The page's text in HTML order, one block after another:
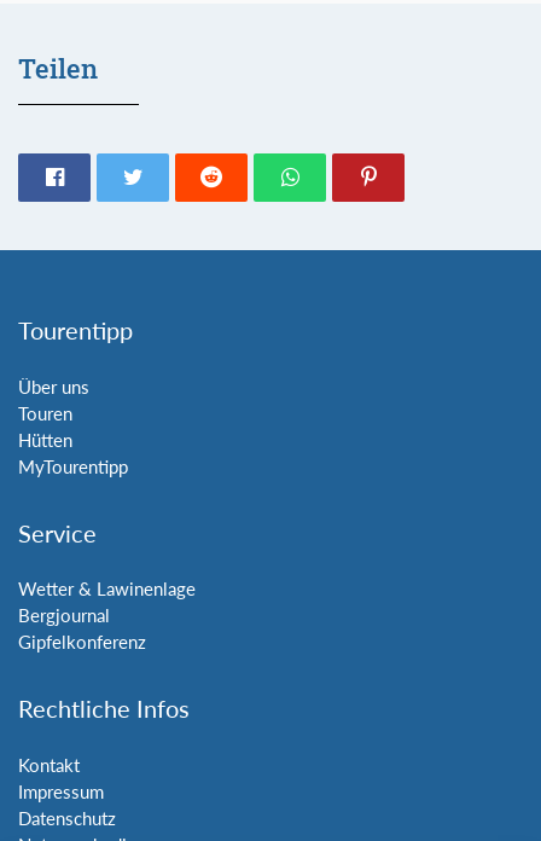
Teilen
Tourentipp
Über uns
Touren
Hütten
MyTourentipp
Service
Wetter & Lawinenlage
Bergjournal
Gipfelkonferenz
Rechtliche Infos
Kontakt
Impressum
Datenschutz